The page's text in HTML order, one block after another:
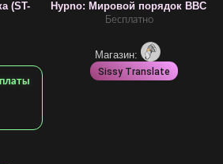
(ST-
Hypno: Мировой порядок BBC
Бесплатно
Магазин:
Sissy Translate